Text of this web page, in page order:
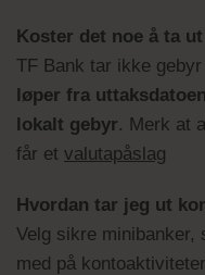
Koster det noe å ta
TF Bank tar ikke
løper fra uttaksdatoen
lokalt gebyr. Merk at
får et valutapåslag
Hvordan tar jeg ut
Velg sikre minibanker,
med på